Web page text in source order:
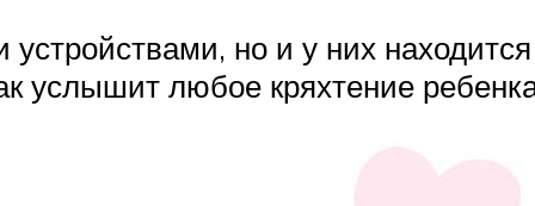
но и у них
услышит любое кряхтение